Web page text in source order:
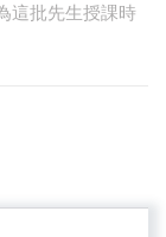
這批先生授課時